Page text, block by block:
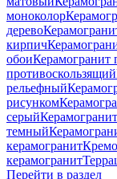
моноколор
дерево
кирпич
обоиКерамогранит
противоскользящий
рельефный
рисунком
серый
темный
керамогранит
керамогранит
Перейти в раздел